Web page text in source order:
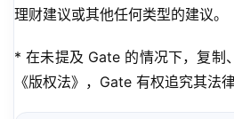
理财建议或其他任何类型的建议。
* 在未提及 Gate 的情况下，复制
《版权法》，Gate 有权追究其法律